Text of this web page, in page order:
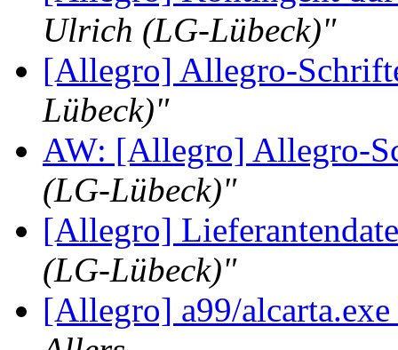
Ulrich (LG-Lübeck)"
[Allegro] Allegro-
Lübeck)"
AW: [Allegro] Allegro-
(LG-Lübeck)"
[Allegro]
(LG-Lübeck)"
[Allegro] a99/